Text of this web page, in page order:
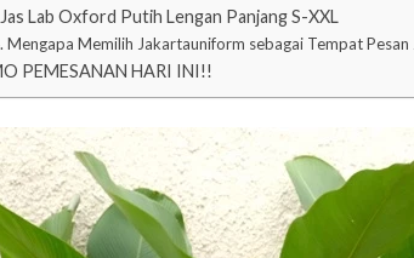
Lab Oxford Putih Lengan Panjang S-XXL
Mengapa Memilih Jakartauniform sebagai Tempat Pesan
PEMESANAN HARI INI!!